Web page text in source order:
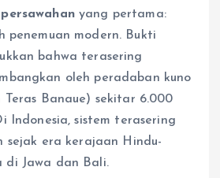
yang pertama:
penemuan modern. Bukti
bahwa terasering
oleh peradaban kuno
Banaue) sekitar 6.000
Indonesia, sistem terasering
sejak era kerajaan Hindu-
di Jawa dan Bali.